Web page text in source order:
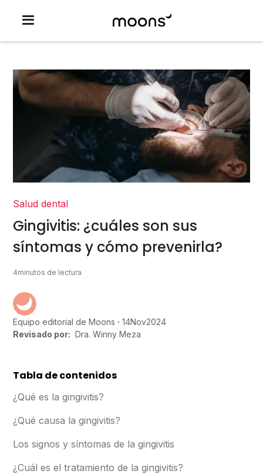
Salud dental
Gingivitis: ¿cuáles son sus
síntomas y cómo prevenirla?
4minutos de lectura
Equipo editorial de Moons 14Nov2024
Revisado por: Dra. Winny Meza
Tabla de contenidos
¿Qué es la gingivitis?
¿Qué causa la gingivitis?
Los signos y síntomas de la gingivitis
¿Cuál es el tratamiento de la gingivitis?